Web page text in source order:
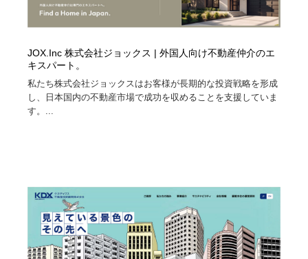
JOX.Inc 株式会社ジョックス | 外国人向け不動産仲介のエ
キスパート。
私たち株式会社ジョックスはお客様が長期的な投資戦略を形成
し、日本国内の不動産市場で成功を収めることを支援していま
す。...